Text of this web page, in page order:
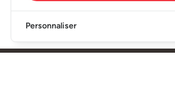
Personnaliser